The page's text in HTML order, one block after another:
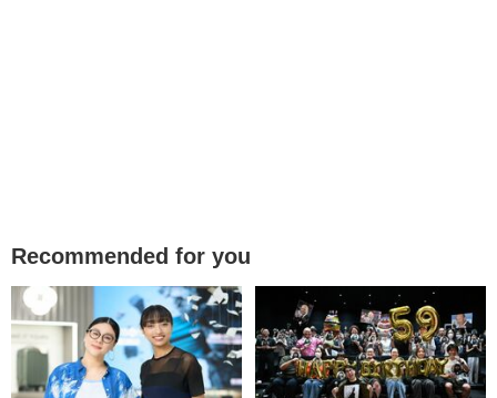
Recommended for you